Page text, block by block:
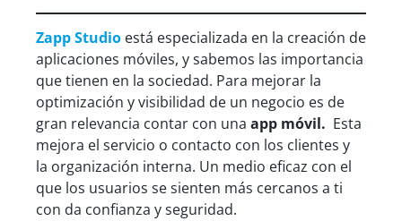
Zapp Studio está especializada en la creación de
aplicaciones móviles, y sabemos las importancia
que tienen en la sociedad. Para mejorar la
optimización y visibilidad de un negocio es de
gran relevancia contar con una app móvil. Esta
mejora el servicio o contacto con los clientes y
la organización interna. Un medio eficaz con el
que los usuarios se sienten más cercanos a ti
con da confianza y seguridad.